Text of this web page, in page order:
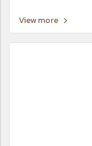
View more